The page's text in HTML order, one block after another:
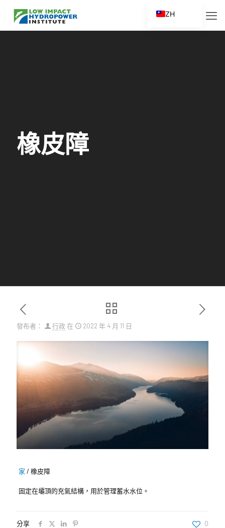
橡皮障
發布者： 行政在 2022 年 4 月 11 日
家 /橡皮障
固定在壩頂的充氣結構，用於管理蓄水水位。
分享 0
ZH
EN